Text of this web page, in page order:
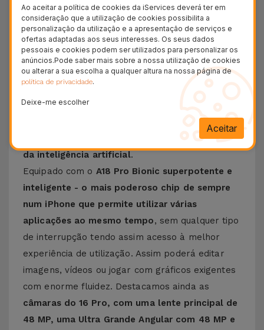
Entrega Grátis
24H
iPhone 16 Pro na iServices
Apresentamos oiPhone 16 Pro, o início de uma
nova era no que diz respeito aos Smartphones
da Apple. Com a chegada da
Apple Intelligence
a fasquia está elevada no que diz respeito às
funcionalidades que agora contam com a ajuda
da inteligência artificial.
Equipado com o A18 Pro Bionic superpotente e
inteligente - o mais poderoso chip de sempre
num iPhone que permite utilizar várias
aplicações ao mesmo tempo, sem qualquer tipo
de interrupção tendo assim acesso à melhor
experiência de utilização. Assim poderá editar
imagens, vídeos ou jogar com gráficos exigentes
com enorme fluidez. Destacamos ainda as
câmaras do 16 Pro, com uma lente principal de
48 MP, uma Ultra Grande Angular com 48 MP e
Ao aceitar a política de cookies da iServices deverá ter em
consideração que a utilização de cookies possibilita a
personalização da utilização e a apresentação de serviços e
ofertas adaptadas aos seus interesses. Os seus dados
pessoais e cookies podem ser utilizados para personalizar os
anúncios.Pode saber mais sobre a nossa utilização de cookies
ou alterar a sua escolha a qualquer altura na nossa página de
política de privacidade.
Deixe-me escolher
Aceitar